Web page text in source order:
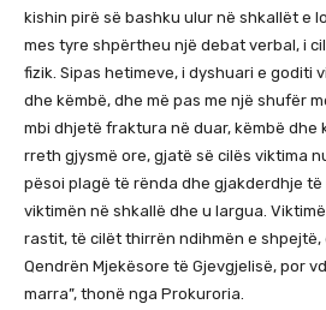
kishin pirë së bashku ulur në shkallët e
mes tyre shpërtheu një debat verbal, i
fizik. Sipas hetimeve, i dyshuari e goditi
dhe këmbë, dhe më pas me një shufër
mbi dhjetë fraktura në duar, këmbë dhe
rreth gjysmë ore, gjatë së cilës viktima
pësoi plagë të rënda dhe gjakderdhje të
viktimën në shkallë dhe u largua.
rastit, të cilët thirrën ndihmën e
Qendrën Mjekësore të Gjevgjelisë, por
marra”, thonë nga Prokuroria.